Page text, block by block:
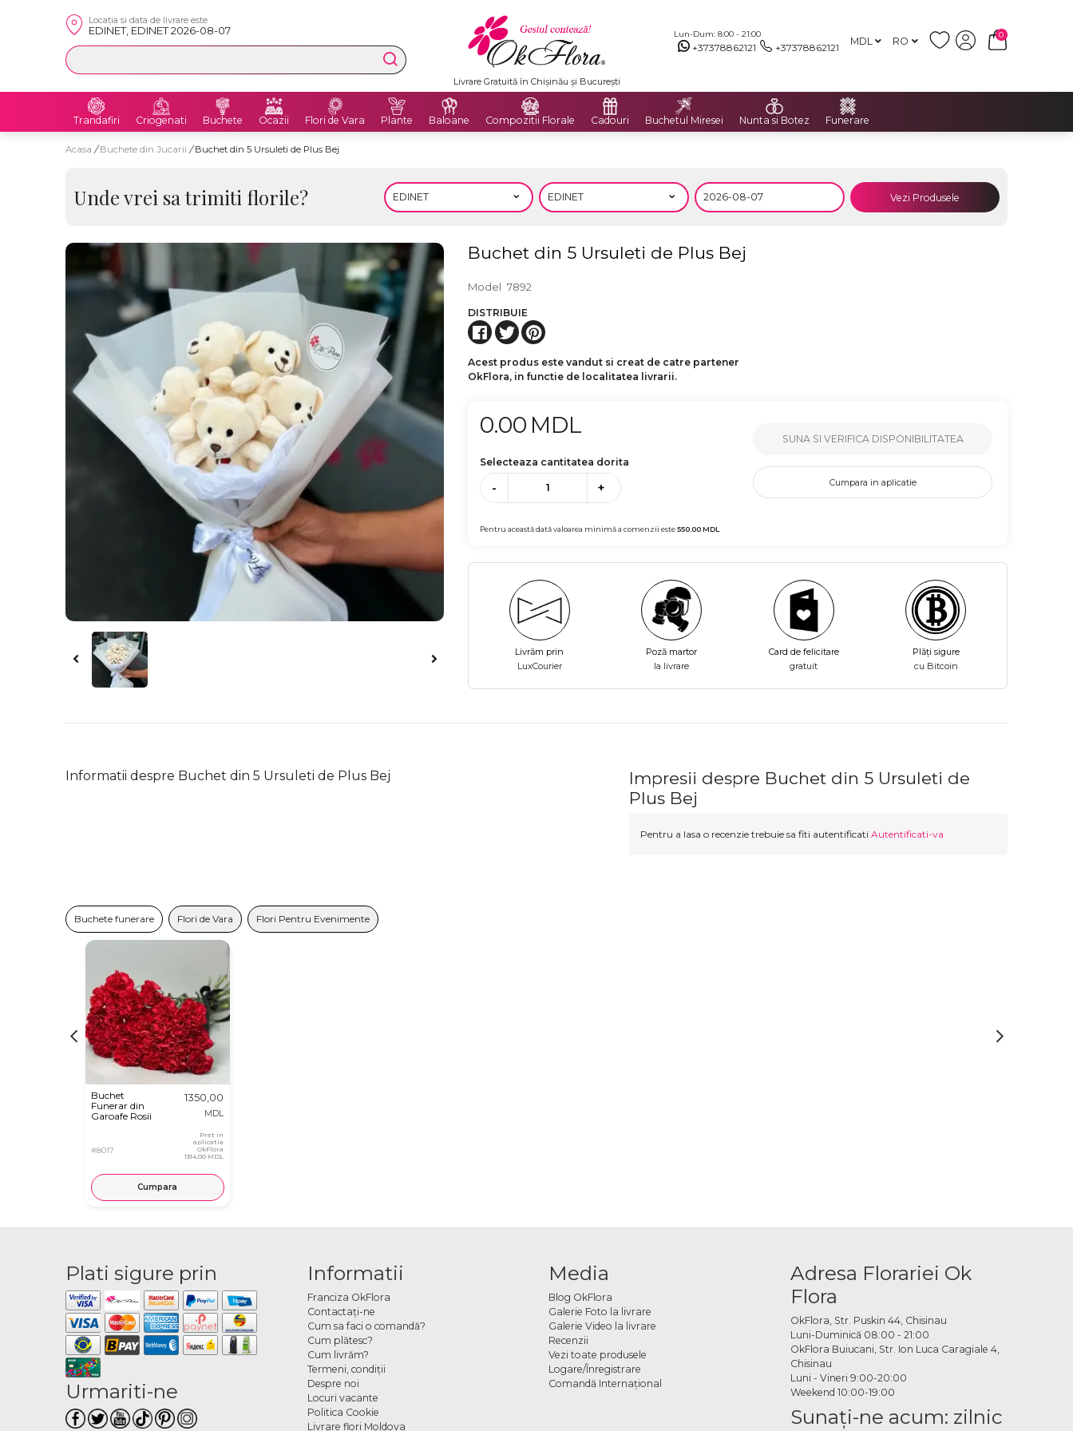
Locatia si data de livrare este
EDINET, EDINET 2026-08-07 Lun-Dum: 8:00 - 21:00
+37378862121 +37378862121 MDL RO
0
Premium Delivery Flowers
Trandafiri Criogenati Buchete Ocazii Flori de Vara Plante Baloane Compozitii Florale Cadouri Buchetul Miresei Nunta si Botez Funerare
Acasa / Buchete din Jucarii / Buchet din 5 Ursuleti de Plus Bej
Unde vrei sa trimiti florile? Vezi Produsele
Buchet din 5 Ursuleti de Plus Bej
Model 7892
DISTRIBUIE
Acest produs este vandut si creat de catre partener
OkFlora, in functie de localitatea livrarii.
0.00 MDL
Selecteaza cantitatea dorita
- +
Pentru această dată valoarea minimă a comenzii este550.00MDL
SUNA SI VERIFICA DISPONIBILITATEA
Cumpara in aplicatie
Livrăm prin
LuxCourier
Poză martor
la livrare
Card de felicitare
gratuit
Plăți sigure
cu Bitcoin
Informatii despre Buchet din 5 Ursuleti de Plus Bej
Impresii despre Buchet din 5 Ursuleti de
Plus Bej
Pentru a lasa o recenzie trebuie sa fiti autentificati Autentificati-va
Buchete funerare Flori de Vara Flori Pentru Evenimente
Buchet
Funerar din
Garoafe Rosii
#8017
1350,00
MDL
Pret in
aplicatia
OkFlora
1314,00 MDL
Cumpara
Plati sigure prin
Urmariti-ne
Informatii
Franciza OkFlora
Contactaţi-ne
Cum sa faci o comandă?
Cum plătesc?
Cum livrăm?
Termeni, condiţii
Despre noi
Locuri vacante
Politica Cookie
Livrare flori Moldova
Media
Blog OkFlora
Galerie Foto la livrare
Galerie Video la livrare
Recenzii
Vezi toate produsele
Logare/Înregistrare
Comandă Internațional
Adresa Florariei Ok
Flora
OkFlora, Str. Puskin 44, Chisinau
Luni-Duminică 08:00 - 21:00
OkFlora Buiucani, Str. Ion Luca Caragiale 4,
Chisinau
Luni - Vineri 9:00-20:00
Weekend 10:00-19:00
Sunaţi-ne acum: zilnic